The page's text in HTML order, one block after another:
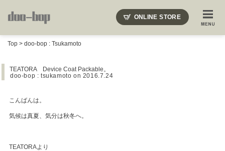
ONLINE STORE
Top > doo-bop : Tsukamoto
TEATORA Device Coat Packable。
doo-bop : tsukamoto on 2016.7.24
こんばんは。
気候は真夏、気分は秋冬へ。
TEATORAより